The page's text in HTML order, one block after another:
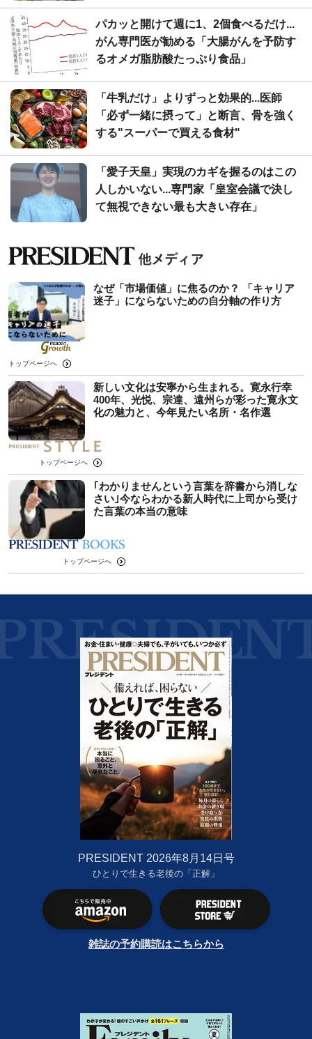
パカッと開けて週に1、2個食べるだけ...
がん専門医が勧める「大腸がんを予防す
るオメガ脂肪酸たっぷり食品」
「牛乳だけ」よりずっと効果的...医師
「必ず一緒に摂って」と断言、骨を強く
する"スーパーで買える食材"
「愛子天皇」実現のカギを握るのはこの
人しかいない...専門家「皇室会議で決し
て無視できない最も大きい存在」
なぜ「市場価値」に焦るのか？ 「キャリア
迷子」にならないための自分軸の作り方
トップページへ
新しい文化は安寧から生まれる。寛永行幸
400年、光悦、宗達、遠州らが彩った寛永文
化の魅力と、今年見たい名所・名作選
トップページへ
｢わかりませんという言葉を辞書から消しな
さい｣今ならわかる新人時代に上司から受け
た言葉の本当の意味
トップページへ
PRESIDENT 2026年8月14日号
ひとりで生きる老後の「正解」
雑誌の予約購読はこちらから